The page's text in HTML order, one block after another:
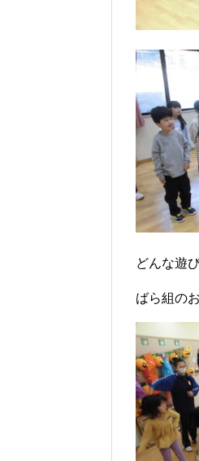
どんな遊
ばら組の